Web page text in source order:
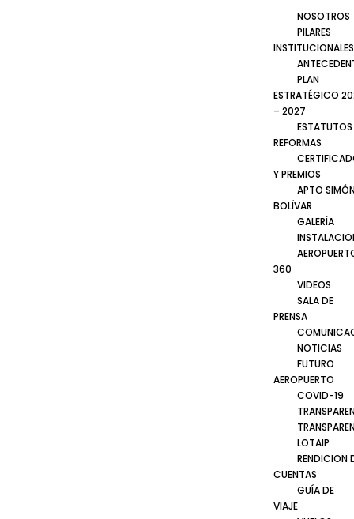
NOSOTROS
PILARES
INSTITUCIONALES
PLAN
ESTRATÉGICO
– 2027
ESTATUTOS
REFORMAS
Y PREMIOS
APTO
BOLÍVAR
GALERÍA
360
VIDEOS
SALA DE
PRENSA
NOTICIAS
FUTURO
AEROPUERTO
COVID-19
LOTAIP
RENDICION
CUENTAS
GUÍA DE
VIAJE